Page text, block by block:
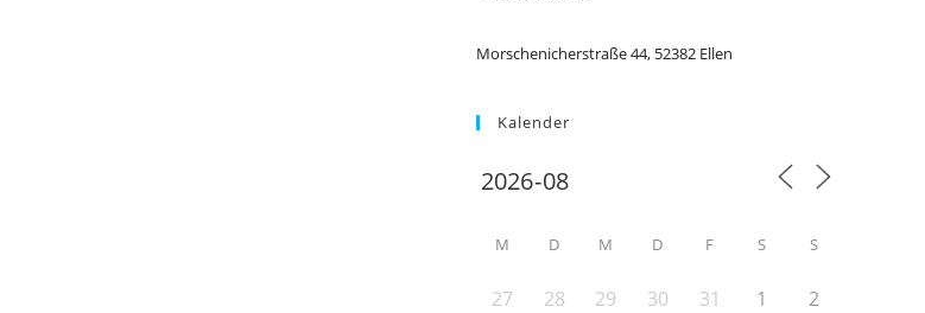
Morschenicherstraße 44, 52382 Ellen
Kalender
M D M D F S S
27 28 29 30 31 1
2